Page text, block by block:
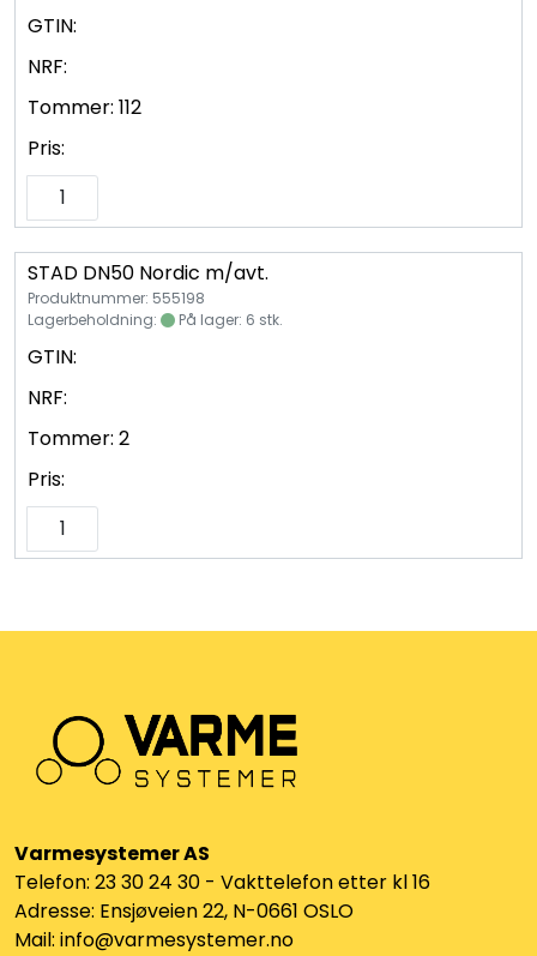
GTIN:
NRF:
Tommer: 112
Pris:
STAD DN50 Nordic m/avt.
Produktnummer: 555198
Lagerbeholdning:
På lager: 6 stk.
GTIN:
NRF:
Tommer: 2
Pris:
Varmesystemer AS
Telefon: 23 30 24 30 - Vakttelefon etter kl 16
Adresse: Ensjøveien 22, N-0661 OSLO
Mail: info@varmesystemer.no